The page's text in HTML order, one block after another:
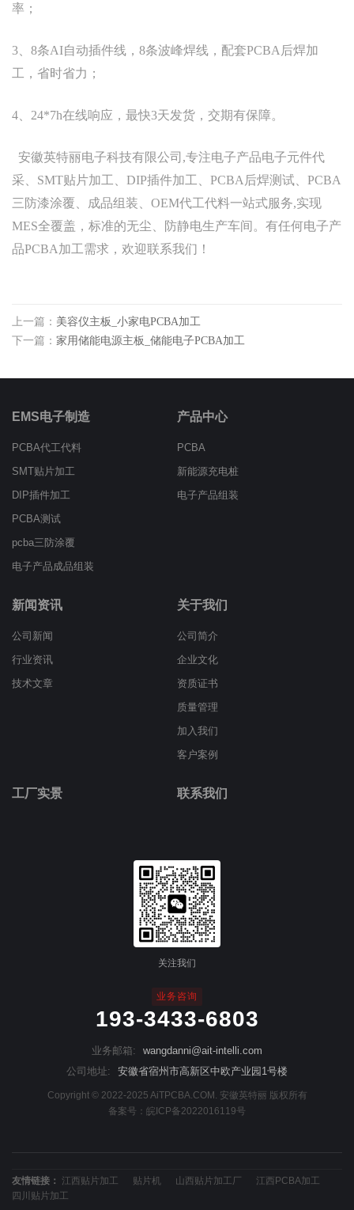
率；
3、8条AI自动插件线，8条波峰焊线，配套PCBA后焊加
工，省时省力；
4、24*7h在线响应，最快3天发货，交期有保障。
安徽英特丽电子科技有限公司,专注电子产品电子元件代
采、SMT贴片加工、DIP插件加工、PCBA后焊测试、PCBA
三防漆涂覆、成品组装、OEM代工代料一站式服务,实现
MES全覆盖，标准的无尘、防静电生产车间。有任何电子产
品PCBA加工需求，欢迎联系我们！
上一篇： 美容仪主板_小家电PCBA加工
下一篇： 家用储能电源主板_储能电子PCBA加工
EMS电子制造
PCBA代工代料
SMT贴片加工
DIP插件加工
PCBA测试
pcba三防涂覆
电子产品成品组装
产品中心
PCBA
新能源充电桩
电子产品组装
新闻资讯
公司新闻
行业资讯
技术文章
关于我们
公司简介
企业文化
资质证书
质量管理
加入我们
客户案例
工厂实景 联系我们
业务咨询
193-3433-6803
业务邮箱:
wangdanni@ait-intelli.com
公司地址:
安徽省宿州市高新区中欧产业园1号楼
Copyright © 2022-2025 AiTPCBA.COM. 安徽英特丽 版权所有
备案号： 皖ICP备2022016119号
关注我们
友情链接： 江西贴片加工 贴片机 山西贴片加工厂
江西PCBA加工
四川贴片加工